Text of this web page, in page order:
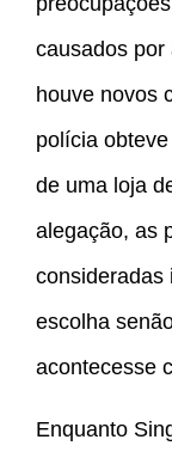
causados por
houve novos
polícia
de uma loja
alegação, as
consideradas
escolha
acontecesse
Enquanto